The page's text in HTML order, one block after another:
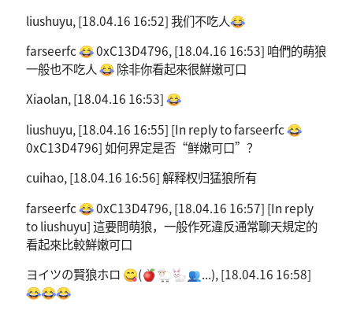
liushuyu, [18.04.16 16:52] 我们不吃人😂
farseerfc 😂 0xC13D4796, [18.04.16 16:53] 咱們的萌狼
一般也不吃人 😂 除非你看起來很鮮嫩可口
Xiaolan, [18.04.16 16:53] 😂
liushuyu, [18.04.16 16:55] [In reply to farseerfc 😂
0xC13D4796] 如何界定是否“鲜嫩可口”？
cuihao, [18.04.16 16:56] 解释权归猛狼所有
farseerfc 😂 0xC13D4796, [18.04.16 16:57] [In reply
to liushuyu] 這要問萌狼，一般作死違反通常聊天規定的
看起來比較鮮嫩可口
ヨイツの賢狼ホロ 😋(🍎🐑🐇👥...), [18.04.16 16:58]
😂😂😂